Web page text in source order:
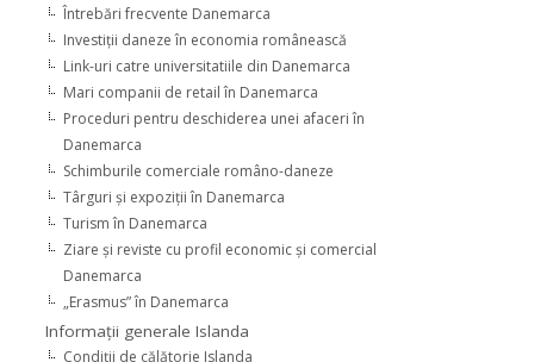
Întrebări frecvente Danemarca
Investiţii daneze în economia românească
Link-uri catre universitatiile din Danemarca
Mari companii de retail în Danemarca
Proceduri pentru deschiderea unei afaceri în
Danemarca
Schimburile comerciale româno-daneze
Târguri şi expoziţii în Danemarca
Turism în Danemarca
Ziare şi reviste cu profil economic şi comercial
Danemarca
„Erasmus” în Danemarca
Informaţii generale Islanda
Condiţii de călătorie Islanda